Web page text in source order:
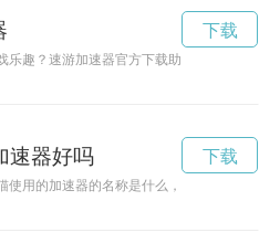
乐趣？速游加速器官方下载助您游戏加速，
下载
速器好吗
使用的加速器的名称是什么，揭秘小黑猫背后
下载